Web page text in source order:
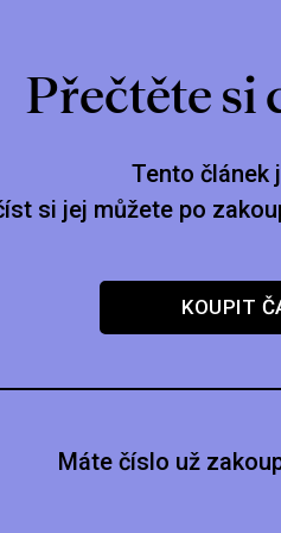
Přečtěte si
Tento článek
si jej můžete po
KOUPIT
Máte číslo už